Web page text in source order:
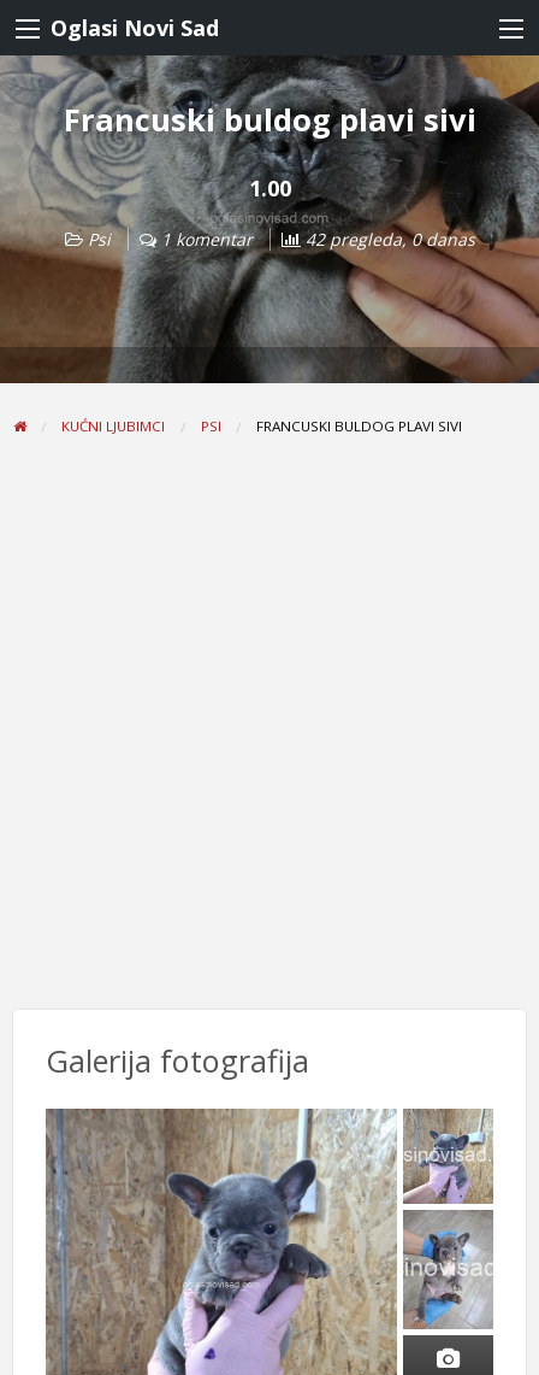
Oglasi Novi Sad
Francuski buldog plavi sivi
1.00
Psi 1 komentar 42 pregleda, 0 danas
KUĆNI LJUBIMCI PSI FRANCUSKI BULDOG PLAVI SIVI
Galerija fotografija